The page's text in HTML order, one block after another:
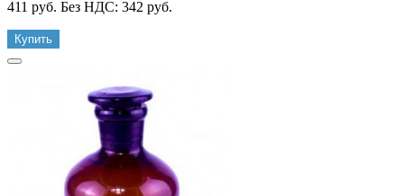
411 руб. Без НДС: 342 руб.
Купить